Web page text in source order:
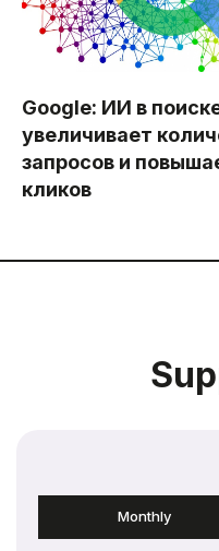
Google: ИИ в
увеличивает
запросов и
кликов
Monthly